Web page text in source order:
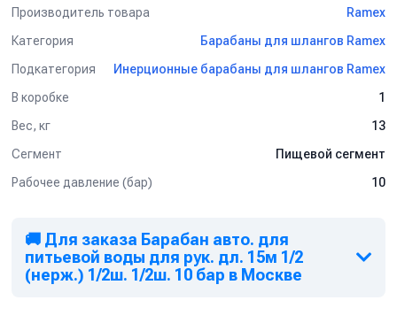
Производитель товара
Ramex
Категория
Барабаны для шлангов Ramex
Подкатегория
Инерционные барабаны для шлангов Ramex
В коробке
1
Вес, кг
13
Сегмент
Пищевой сегмент
Рабочее давление (бар)
10
🚚 Для заказа Барабан авто. для
питьевой воды для рук. дл. 15м 1/2
(нерж.) 1/2ш. 1/2ш. 10 бар в Москве